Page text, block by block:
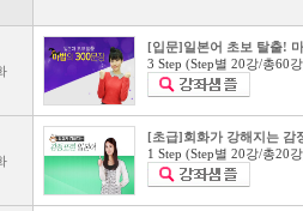
[입문]일본어 초보 탈출!
3 Step (Step별 20강/총60
[초급]회화가 강해지는 감
1 Step (Step별 20강/총20